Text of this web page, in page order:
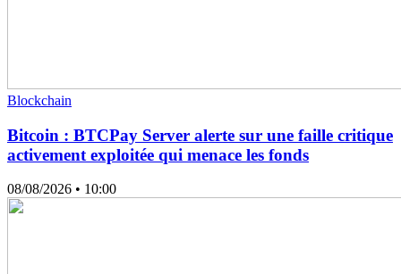
Blockchain
Bitcoin : BTCPay Server alerte sur une faille critique
activement exploitée qui menace les fonds
08/08/2026 • 10:00